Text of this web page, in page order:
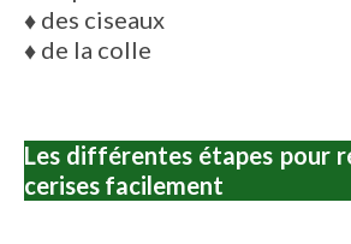
♦ des ciseaux
♦ de la colle
Les différentes étapes pour
cerises facilement